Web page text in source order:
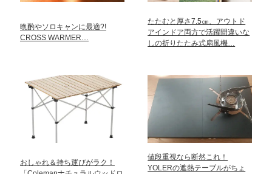
晩酌やソロキャンに最適?!
CROSS WARMER…
たたむと厚さ7.5㎝、アウトド
アインドア両方で活躍間違いな
しの折りたたみ式扇風機…
おしゃれ＆持ち運びがラク！
値段重視なら断然これ！
YOLERの遮熱テーブルがちょ